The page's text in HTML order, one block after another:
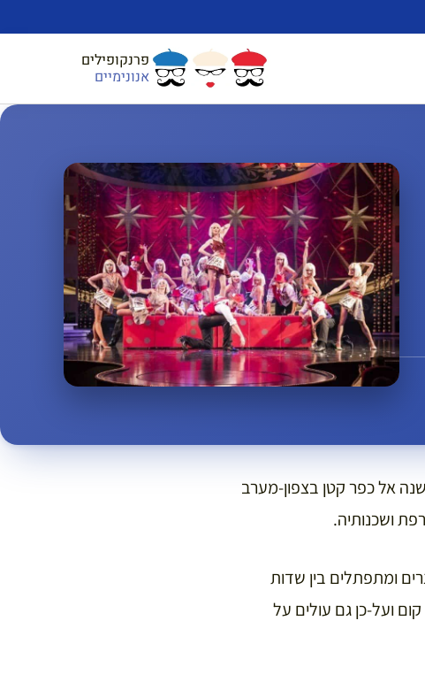
פרנקופילים
אנונימיים
אל כפר קטן בצפון-מערב
ושכנותיה.
ומתפתלים בין שדות
ועל-כן גם עולים על